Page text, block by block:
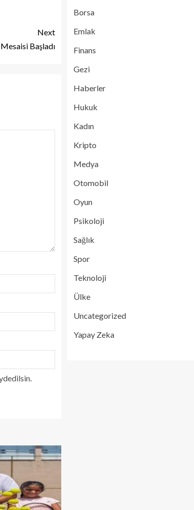
Next
Başladı
Borsa
Emlak
Finans
Gezi
Haberler
Hukuk
Kadın
Kripto
Medya
Otomobil
Oyun
Psikoloji
Sağlık
Spor
Teknoloji
Ülke
Uncategorized
Yapay Zeka